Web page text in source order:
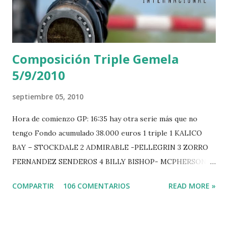
e
n
t
a
i
o
Composición Triple Gemela
5/9/2010
septiembre 05, 2010
Hora de comienzo GP: 16:35 hay otra serie más que no
tengo Fondo acumulado 38.000 euros 1 triple 1 KALICO
BAY – STOCKDALE 2 ADMIRABLE -PELLEGRIN 3 ZORRO
FERNANDEZ SENDEROS 4 BILLY BISHOP- MCPHERSON 5
-EPAILLARD 7 GIG AMAI M WHITAKER 8 SILVANA DU
COMPARTIR 106 COMENTARIOS READ MORE »